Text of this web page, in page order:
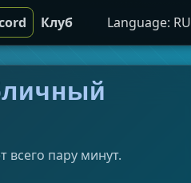
Клуб Language: RU
всего пару минут.